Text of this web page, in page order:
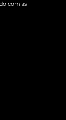
com as